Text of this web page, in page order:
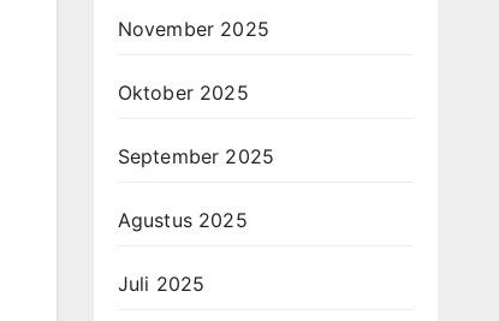
November 2025
Oktober 2025
September 2025
Agustus 2025
Juli 2025